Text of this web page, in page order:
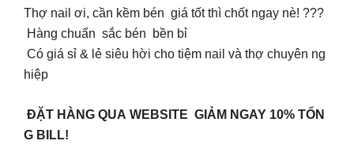
Thợ nail ơi, cần kềm bén giá tốt thì chốt ngay nè! ???
Hàng chuẩn sắc bén bền bỉ
Có giá sỉ & lẻ siêu hời cho tiệm nail và thợ chuyên ng
hiệp
ĐẶT HÀNG QUA WEBSITE GIẢM NGAY 10% TỔN
G BILL!